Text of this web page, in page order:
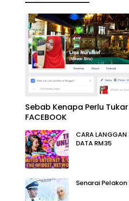
Sebab Kenapa Perlu
FACEBOOK
CARA
DATA RM35
Senarai Pelakon